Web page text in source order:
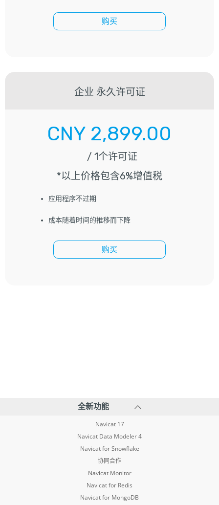
购买
企业 永久许可证
CNY 2,899.00
/ 1个许可证
*以上价格包含6%增值税
应用程序不过期
成本随着时间的推移而下降
购买
全新功能
Navicat 17
Navicat Data Modeler 4
Navicat for Snowflake
协同合作
Navicat Monitor
Navicat for Redis
Navicat for MongoDB